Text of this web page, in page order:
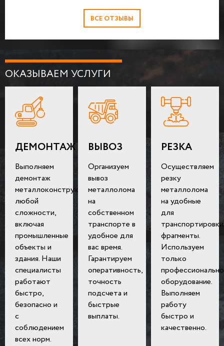
ВСЕ ОТЗЫВЫ
ОКАЗЫВАЕМ УСЛУГИ
ДЕМОНТАЖ
Выполняем
демонтаж
металлоконструкций
любой
сложности,
включая
промышленные
объекты и
здания. Наши
специалисты
работают
быстро,
безопасно и
с
соблюдением
всех норм.
ВЫВОЗ
Организуем
вывоз
металлолома
на
собственном
транспорте в
удобное для
вас время.
Гарантируем
оперативность,
точность
подсчета и
быстрые
выплаты.
РЕЗКА
Осуществляем
резку
металлолома
на удобные
для
транспортировки
фрагменты.
Используем
только
оборудование.
Выполняем
работу
быстро и
качественно.